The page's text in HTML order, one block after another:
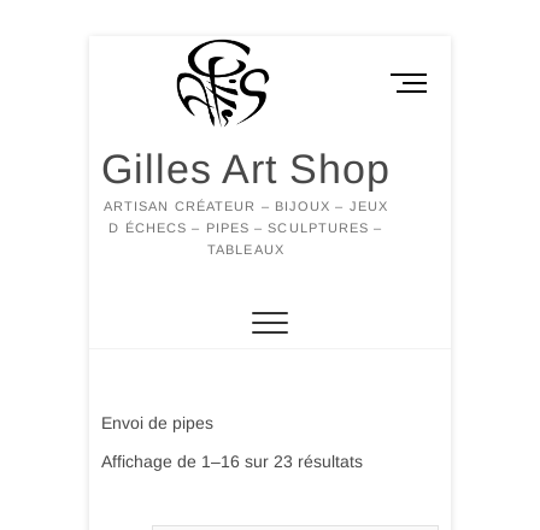
Gilles Art Shop
ARTISAN CRÉATEUR – BIJOUX – JEUX
D ÉCHECS – PIPES – SCULPTURES –
TABLEAUX
M
Envoi de pipes
Affichage de 1–16 sur 23 résultats